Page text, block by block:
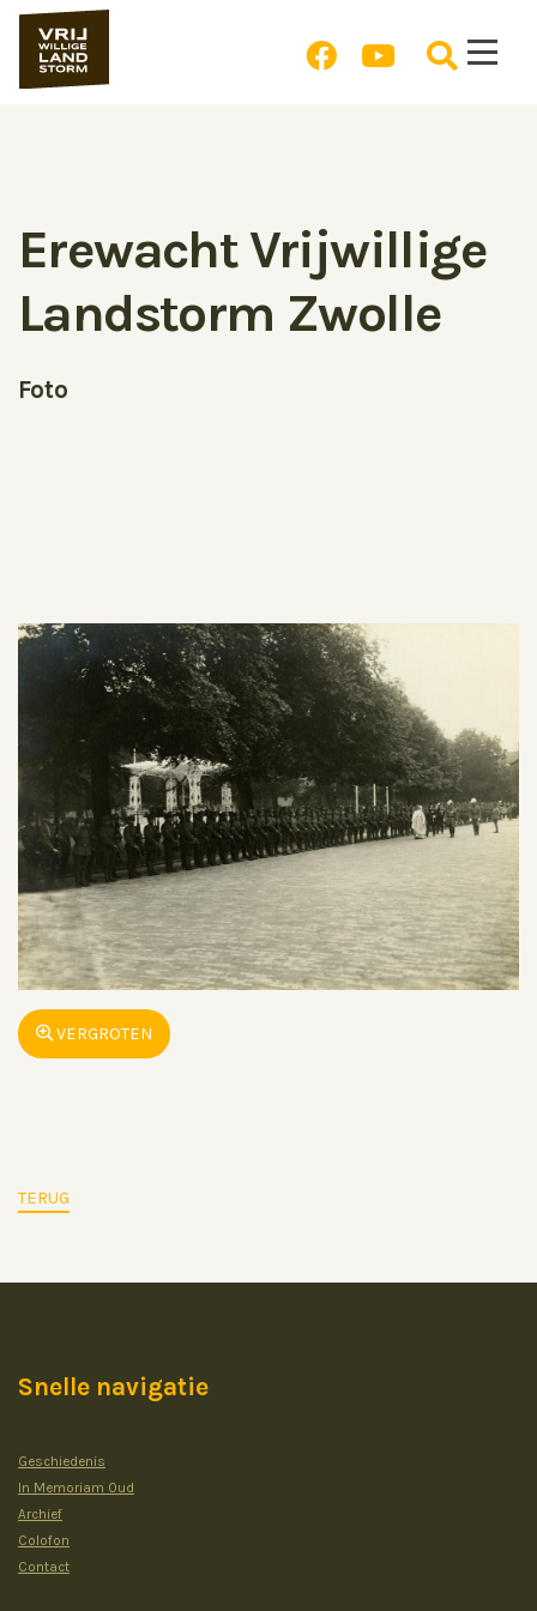
Erewacht Vrijwillige
Landstorm Zwolle
Foto
VERGROTEN
TERUG
Snelle navigatie
Geschiedenis
In Memoriam Oud
Archief
Colofon
Contact